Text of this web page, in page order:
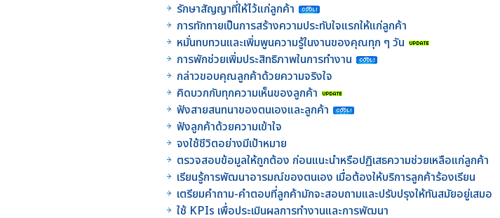
รักษาสัญญาที่ให้ไว้แก่ลูกค้า
การทักทายเป็นการสร้างความประทับใจแรกให้แก่ลูกค้า
หมั่นทบทวนและเพิ่มพูนความรู้ในงานของคุณทุก ๆ วัน
การพักช่วยเพิ่มประสิทธิภาพในการทำงาน
กล่าวขอบคุณลูกค้าด้วยความจริงใจ
คิดบวกกับทุกความเห็นของลูกค้า
ฟังสายสนทนาของตนเองและลูกค้า
ฟังลูกค้าด้วยความเข้าใจ
จงใช้ชีวิตอย่างมีเป้าหมาย
ตรวจสอบข้อมูลให้ถูกต้อง ก่อนแนะนำหรือปฏิเสธความช่วยเหลือแก่ลูกค้า
เรียนรู้การพัฒนาอารมณ์ของตนเอง เมื่อต้องให้บริการลูกค้าร้องเรียน
เตรียมคำถาม-คำตอบที่ลูกค้ามักจะสอบถามและปรับปรุงให้ทันสมัยอยู่เสมอ
ใช้ KPIs เพื่อประเมินผลการทำงานและการพัฒนา